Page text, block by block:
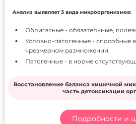
Анализ выявляет 3 вида микроорганизмов:
Облигатные - обязательные,
Условно-патогенные - способные
чрезмерном размножении
Патогенные - в норме
Восстановление баланса кишечной
часть детоксикации
Подробности и